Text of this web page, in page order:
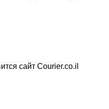
сайт Courier.co.il